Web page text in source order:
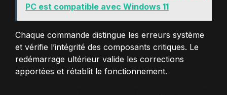
PC est compatible avec Windows 11
Chaque commande distingue les erreurs système
et vérifie l’intégrité des composants critiques. Le
redémarrage ultérieur valide les corrections
apportées et rétablit le fonctionnement.